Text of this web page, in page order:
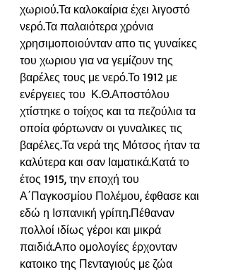
χωριού.Τα καλοκαίρια έχει λιγοστό
νερό.Τα παλαιότερα χρόνια
χρησιμοποιούνταν απο τις γυναίκες
του χωριου για να γεμίζουν της
βαρέλες τους με νερό.Το 1912 με
ενέργειες του  Κ.Θ.Αποστόλου
χτίστηκε ο τοίχος και τα πεζούλια τα
οποία φόρτωναν οι γυναλικες τις
βαρέλες.Τα νερά της Μότσος ήταν τα
καλύτερα και σαν Ιαματικά.Κατά το
έτος 1915, την εποχή του
Α΄Παγκοσμίου Πολέμου, έφθασε και
εδώ η Ισπανική γρίπη.Πέθαναν
πολλοί ιδίως γέροι και μικρά
παιδιά.Απο ομολογίες έρχονταν
κατοικο της Πενταγιούς με ζώα